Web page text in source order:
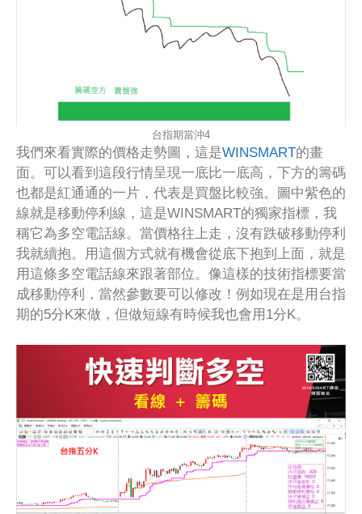
台指期當沖4
我們來看實際的價格走勢圖，這是WINSMART的畫
面。可以看到這段行情呈現一底比一底高，下方的籌碼
也都是紅通通的一片，代表是買盤比較強。圖中紫色的
線就是移動停利線，這是WINSMART的獨家指標，我
稱它為多空電話線。當價格往上走，沒有跌破移動停利
我就續抱。用這個方式就有機會從底下抱到上面，就是
用這條多空電話線來跟著部位。像這樣的技術指標要當
成移動停利，當然參數要可以修改！例如現在是用台指
期的5分K來做，但做短線有時候我也會用1分K。